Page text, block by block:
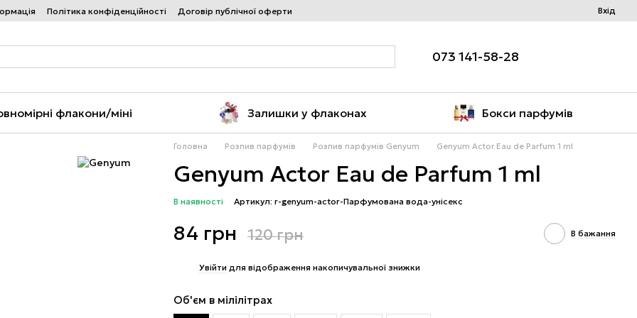
Політика конфіденційності Договір публічної оферти Вхід
073 141-58-28
флакони/міні Залишки у флаконах Бокси парфумів
Головна Розпив парфумів Розпив парфумів Genyum Genyum Actor Eau de Parfum 1 ml
Genyum Actor Eau de Parfum 1 ml
В наявності Артикул: r-genyum-actor-Парфумована вода-унісекс
84 грн 120 грн В бажання
Увійти для відображення накопичувальної знижки
Об'єм в мілілітрах